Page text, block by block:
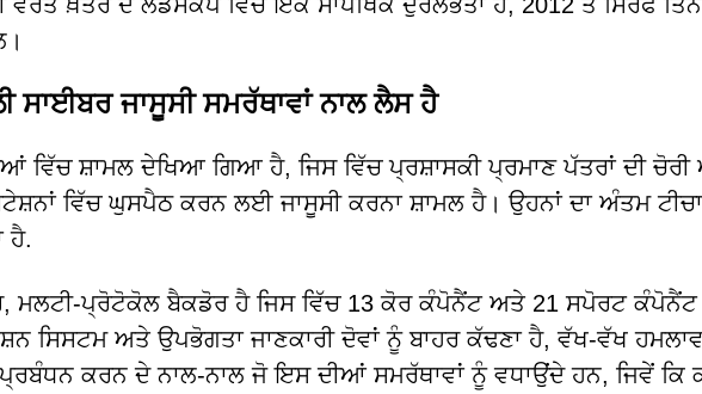
ਸਾਈਬਰ ਜਾਸੂਸੀ ਸਮਰੱਥਾਵਾਂ ਨਾਲ ਲੈਸ ਹੈ
ਵਿੱਚ ਸ਼ਾਮਲ ਦੇਖਿਆ ਗਿਆ ਹੈ, ਜਿਸ ਵਿੱਚ ਪ੍ਰਸ਼ਾਸਕੀ ਪ੍ਰਮਾਣ ਪੱਤਰਾਂ ਦੀ
ਵਿੱਚ ਘੁਸਪੈਠ ਕਰਨ ਲਈ ਜਾਸੂਸੀ ਕਰਨਾ ਸ਼ਾਮਲ ਹੈ। ਉਹਨਾਂ ਦਾ ਅੰਤਮ ਟੀਚਾ
ਹੈ.
ਮਲਟੀ-ਪ੍ਰੋਟੋਕੋਲ ਬੈਕਡੋਰ ਹੈ ਜਿਸ ਵਿੱਚ 13 ਕੋਰ ਕੰਪੋਨੈਂਟ ਅਤੇ 21 ਸਪੋਰਟ ਕੰਪੋਨੈਂਟ
ਸਿਸਟਮ ਅਤੇ ਉਪਭੋਗਤਾ ਜਾਣਕਾਰੀ ਦੋਵਾਂ ਨੂੰ ਬਾਹਰ ਕੱਢਣਾ ਹੈ, ਵੱਖ-ਵੱਖ
ਕਰਨ ਦੇ ਨਾਲ-ਨਾਲ ਜੋ ਇਸ ਦੀਆਂ ਸਮਰੱਥਾਵਾਂ ਨੂੰ ਵਧਾਉਂਦੇ ਹਨ, ਜਿਵੇਂ ਕਿ